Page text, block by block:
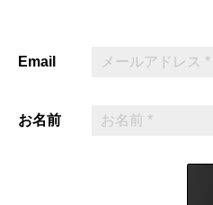
Email
お名前